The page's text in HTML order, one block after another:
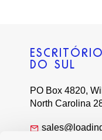
DO SUL
PO Box 4820,
North Carolina